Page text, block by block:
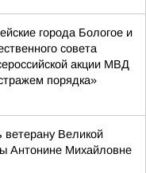
города Бологое и
совета
акции МВД
порядка»
ветерану Великой
Антонине Михайловне